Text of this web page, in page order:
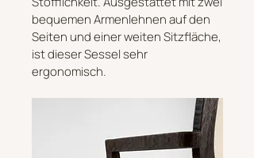
bequemen Armenlehnen auf den
Seiten und einer weiten Sitzfläche,
ist dieser Sessel sehr
ergonomisch.